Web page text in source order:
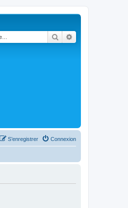
Rechercher
Connexion
S’enregistrer